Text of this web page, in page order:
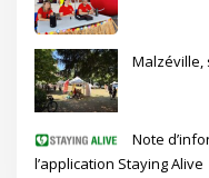
Malzéville,
Note
l’application Staying Alive